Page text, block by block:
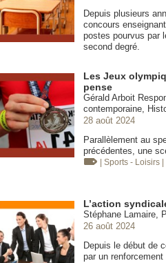
Depuis plusieurs
concours
postes pourvus par
second degré.
Les Jeux
pense
Gérald Arboit
contemporaine,
28 août 2024
Parallèlement au
précédentes, une
| Sports - Loisirs |
L’action
Stéphane Lamaire,
26 août 2024
Depuis le début de
par un